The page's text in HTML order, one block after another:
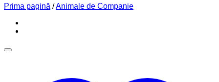
Prima pagină /Animale de Companie